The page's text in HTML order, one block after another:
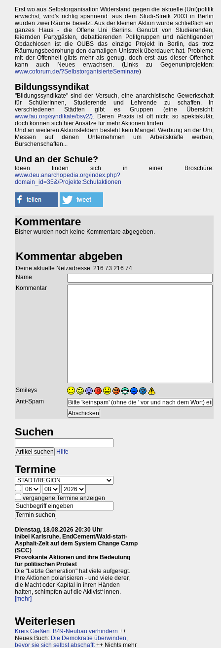
Erst wo aus Selbstorganisation Widerstand gegen die aktuelle (Uni)politik
erwächst, wird's richtig spannend: aus dem Studi-Streik 2003 in Berlin
wurden zwei Räume besetzt. Aus der kleinen Aktion wurde schließlich ein
ganzes Haus - die Offene Uni Berlins. Genutzt von Studierenden,
feiernden Partygästen, debattierenden Politgruppen und nächtigenden
Obdachlosen ist die OUBS das einzige Projekt in Berlin, das trotz
Räumungsbedrohung den damaligen Unistreik überdauert hat. Probleme
mit der Offenheit gibts mehr als genug, doch erst aus dieser Offenheit
kann auch Neues erwachsen. (Links zu Gegenuniprojekten:
www.coforum.de/?SelbstorganisierteSeminare)
Bildungssyndikat
"Bildungssyndikate" sind der Versuch, eine anarchistische Gewerkschaft
für SchülerInnen, Studierende und Lehrende zu schaffen. In
verschiedenen Städten gibt es Gruppen (eine Übersicht:
www.fau.org/syndikate/bsy2/). Deren Praxis ist oft nicht so spektakulär,
doch können sich hier Ansätze für mehr Aktionen finden.
Und an weiteren Aktionsfeldern besteht kein Mangel: Werbung an der Uni,
Messen auf denen Unternehmen um Arbeitskräfte werben,
Burschenschaften...
Und an der Schule?
Ideen finden sich in einer Broschüre:
www.deu.anarchopedia.org/index.php?
domain_id=35&/Projekte:Schulaktionen
Kommentare
Bisher wurden noch keine Kommentare abgegeben.
Kommentar abgeben
Deine aktuelle Netzadresse: 216.73.216.74
Name
Kommentar
Smileys
Anti-Spam
Suchen
Hilfe
Termine
vergangene Termine anzeigen
Dienstag, 18.08.2026 20:30 Uhr
in/bei Karlsruhe, EndCement/Wald-statt-
Asphalt-Zelt auf dem System Change Camp
(SCC)
Provokante Aktionen und ihre Bedeutung
für politischen Protest
Die "Letzte Generation" hat viele aufgeregt.
Ihre Aktionen polarisieren - und viele derer,
die Macht oder Kapital in ihren Händen
halten, schimpfen auf die Aktivist*innen.
[mehr]
Weiterlesen
Kreis Gießen: B49-Neubau verhindern ++
Neues Buch: Die Demokratie überwinden,
bevor sie sich selbst abschafft++ Nichts mehr